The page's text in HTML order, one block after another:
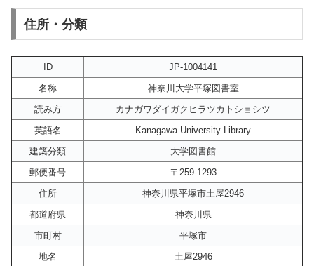
住所・分類
ID
JP-1004141
名称
神奈川大学平塚図書室
読み方
カナガワダイガクヒラツカトショシツ
英語名
Kanagawa University Library
建築分類
大学図書館
郵便番号
〒259-1293
住所
神奈川県平塚市土屋2946
都道府県
神奈川県
市町村
平塚市
地名
土屋2946